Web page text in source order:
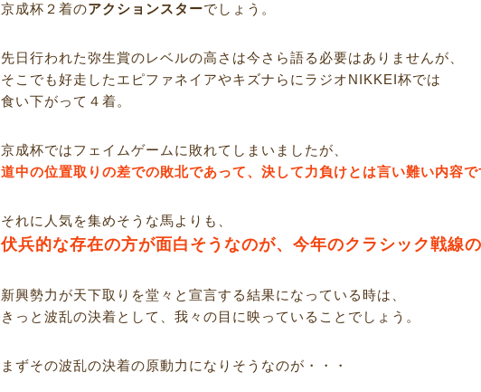
京成杯２着のアクションスターでしょう。
先日行われた弥生賞のレベルの高さは今さら語る必要はありませんが、
そこでも好走したエピファネイアやキズナらにラジオNIKKEI杯では
食い下がって４着。
京成杯ではフェイムゲームに敗れてしまいましたが、
道中の位置取りの差での敗北であって、決して力負けとは言い難い内容
それに人気を集めそうな馬よりも、
伏兵的な存在の方が面白そうなのが、今年のクラシック戦線
新興勢力が天下取りを堂々と宣言する結果になっている時は、
きっと波乱の決着として、我々の目に映っていることでしょう。
まずその波乱の決着の原動力になりそうなのが・・・